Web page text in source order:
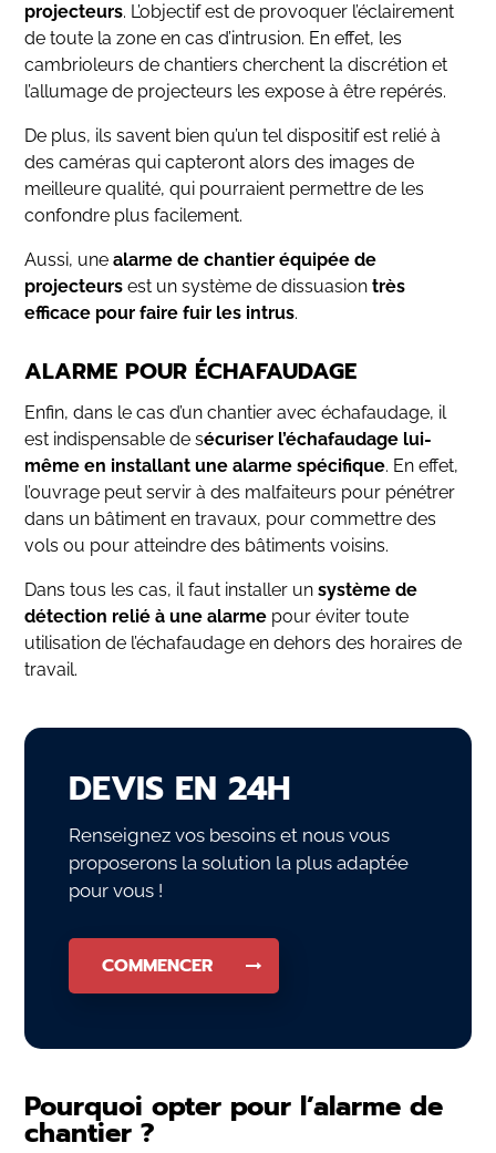
projecteurs. L’objectif est de provoquer l’éclairement
de toute la zone en cas d’intrusion. En effet, les
cambrioleurs de chantiers cherchent la discrétion et
l’allumage de projecteurs les expose à être repérés.
De plus, ils savent bien qu’un tel dispositif est relié à
des caméras qui capteront alors des images de
meilleure qualité, qui pourraient permettre de les
confondre plus facilement.
Aussi, unealarme de chantier équipée de
projecteurs est un système de dissuasiontrès
efficace pour faire fuir les intrus.
ALARME POUR ÉCHAFAUDAGE
Enfin, dans le cas d’un chantier avec échafaudage, il
est indispensable de sécuriser l’échafaudage lui-
même en installant une alarme spécifique. En effet,
l’ouvrage peut servir à des malfaiteurs pour pénétrer
dans un bâtiment en travaux, pour commettre des
vols ou pour atteindre des bâtiments voisins.
Dans tous les cas, il faut installer unsystème de
détection relié à une alarme pour éviter toute
utilisation de l’échafaudage en dehors des horaires de
travail.
DEVIS EN 24H
Renseignez vos besoins et nous vous
proposerons la solution la plus adaptée
pour vous !
COMMENCER
Pourquoi opter pour l’alarme de
chantier ?